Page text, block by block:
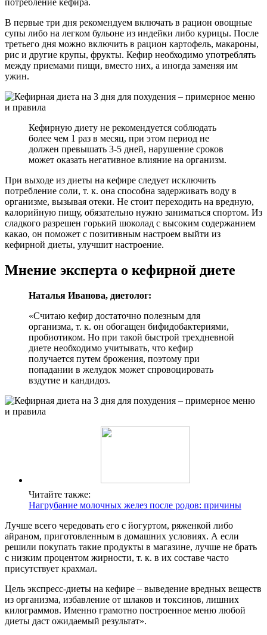
потребление кефира.
В первые три дня рекомендуем включать в рацион овощные
супы либо на легком бульоне из индейки либо курицы. После
третьего дня можно включить в рацион картофель, макароны,
рис и другие крупы, фрукты. Кефир необходимо употреблять
между приемами пищи, вместо них, а иногда заменяя им
ужин.
Кефирную диету не рекомендуется соблюдать
более чем 1 раз в месяц, при этом период не
должен превышать 3-5 дней, нарушение сроков
может оказать негативное влияние на организм.
При выходе из диеты на кефире следует исключить
потребление соли, т. к. она способна задерживать воду в
организме, вызывая отеки. Не стоит переходить на вредную,
калорийную пищу, обязательно нужно заниматься спортом. Из
сладкого разрешен горький шоколад с высоким содержанием
какао, он поможет с позитивным настроем выйти из
кефирной диеты, улучшит настроение.
Мнение эксперта о кефирной диете
Наталья Иванова, диетолог:
«Считаю кефир достаточно полезным для
организма, т. к. он обогащен бифидобактериями,
пробиотиком. Но при такой быстрой трехдневной
диете необходимо учитывать, что кефир
получается путем брожения, поэтому при
попадании в желудок может спровоцировать
вздутие и кандидоз.
Читайте также:
Нагрубание молочных желез после родов: причины
Лучше всего чередовать его с йогуртом, ряженкой либо
айраном, приготовленным в домашних условиях. А если
решили покупать такие продукты в магазине, лучше не брать
с низким процентом жирности, т. к. в их составе часто
присутствует крахмал.
Цель экспресс-диеты на кефире – выведение вредных веществ
из организма, избавление от шлаков и токсинов, лишних
килограммов. Именно грамотно построенное меню любой
диеты даст ожидаемый результат».